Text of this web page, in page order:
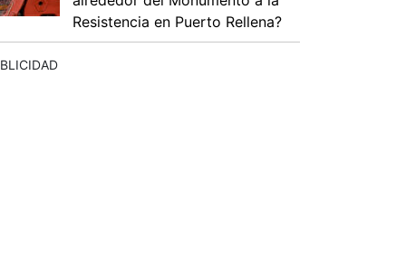
Resistencia en Puerto Rellena?